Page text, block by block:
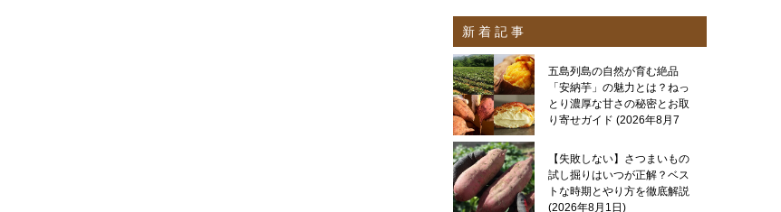
新 着 記 事
五島列島の自然が育む絶品
「安納芋」の魅力とは？ねっ
とり濃厚な甘さの秘密とお取
り寄せガイド 2026年8月7
【失敗しない】さつまいもの
試し掘りはいつが正解？ベス
トな時期とやり方を徹底解説
2026年8月1日